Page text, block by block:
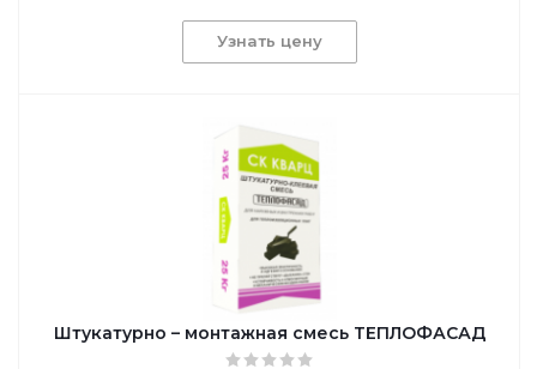
Узнать цену
Штукатурно – монтажная смесь ТЕПЛОФАСАД